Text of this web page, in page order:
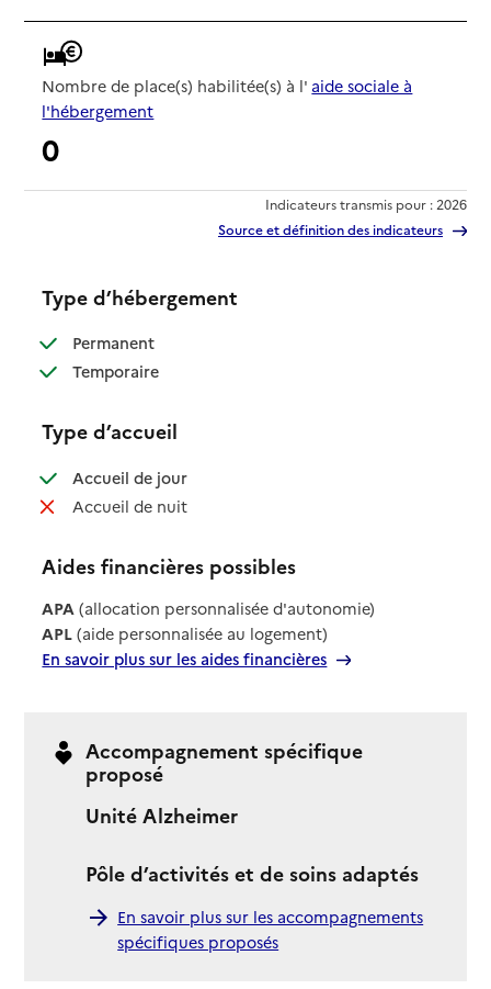
Nombre de place(s) habilitée(s) à l' aide sociale à
l'hébergement
0
Indicateurs transmis pour : 2026
Source et définition des indicateurs
Type d’hébergement
Permanent: disponible
Temporaire: disponible
Type d’accueil
Accueil de jour: disponible
Accueil de nuit: non disponible
Aides financières possibles
APA (allocation personnalisée d'autonomie)
APL (aide personnalisée au logement)
En savoir plus sur les aides financières
Accompagnement spécifique
proposé
Unité Alzheimer
Pôle d’activités et de soins adaptés
En savoir plus sur les accompagnements
spécifiques proposés